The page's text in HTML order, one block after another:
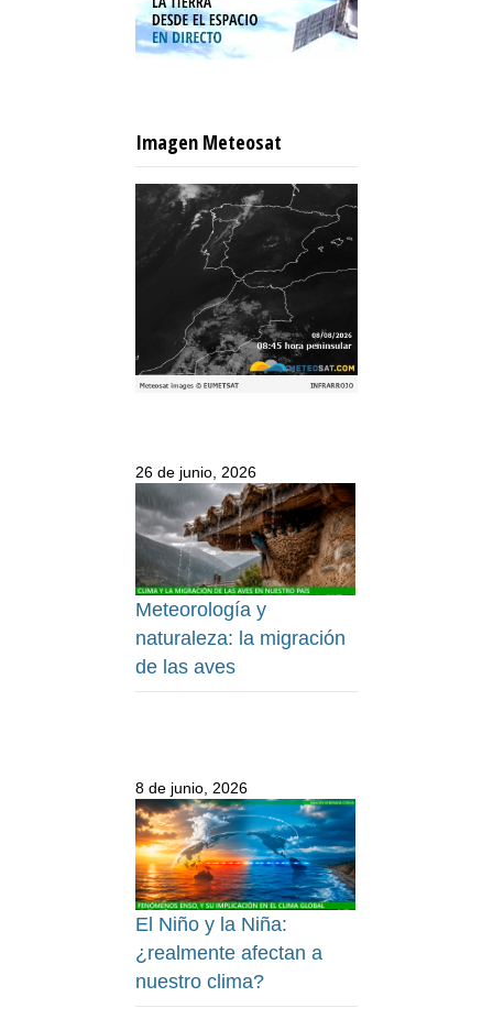
Imagen Meteosat
26 de junio, 2026
Meteorología y
naturaleza: la migración
de las aves
8 de junio, 2026
El Niño y la Niña:
¿realmente afectan a
nuestro clima?